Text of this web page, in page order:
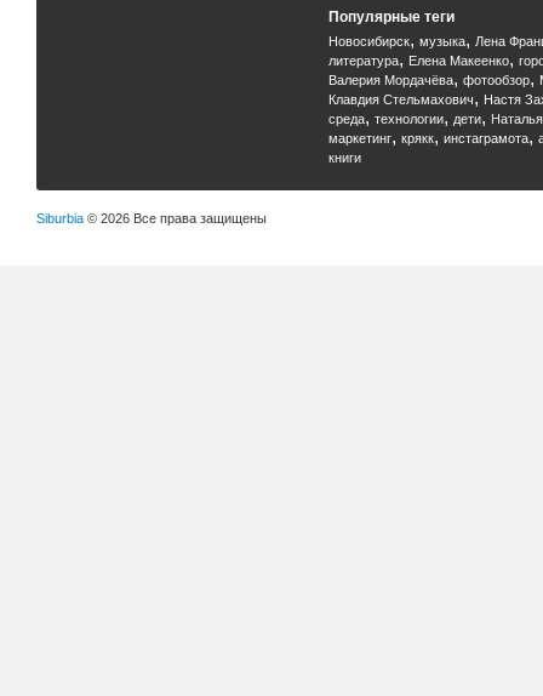
Популярные теги
Новосибирск, музыка, Лена
литература, Елена Макеенко,
Валерия Мордачёва, фотообзор,
Клавдия Стельмахович, Настя
среда, технологии, дети,
маркетинг, крякк, инстаграмота,
книги
Siburbia © 2026 Все права защищены